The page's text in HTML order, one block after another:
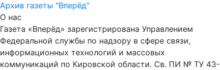
Архив газеты "Вперёд"
О нас
Газета «Вперёд» зарегистрирована Управлением
Федеральной службы по надзору в сфере связи,
информационных технологий и массовых
коммуникаций по Кировской области. Св. ПИ № ТУ 43-